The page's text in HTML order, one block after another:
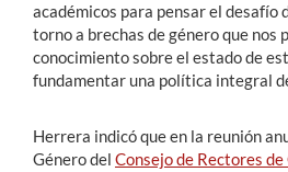
académicos para pensar el desafío
torno a brechas de género que nos
conocimiento sobre el estado de
fundamentar una política integral
Herrera indicó que en la reunión
Género del Consejo de Rectores